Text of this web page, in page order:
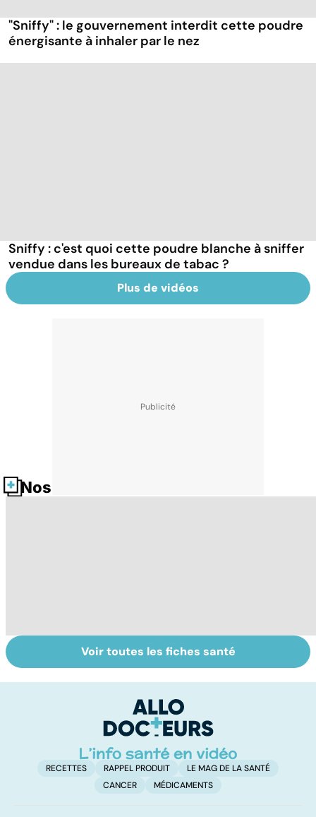
"Sniffy" : le gouvernement interdit cette poudre
énergisante à inhaler par le nez
Sniffy : c'est quoi cette poudre blanche à sniffer
vendue dans les bureaux de tabac ?
Plus de vidéos
Nos fiches santé
Les aidants
familiaux aussi
Automutilation :
des ados en
Voir toutes les fiches santé
RECETTES RAPPEL PRODUIT
LE MAG DE LA SANTÉ
CANCER
MÉDICAMENTS